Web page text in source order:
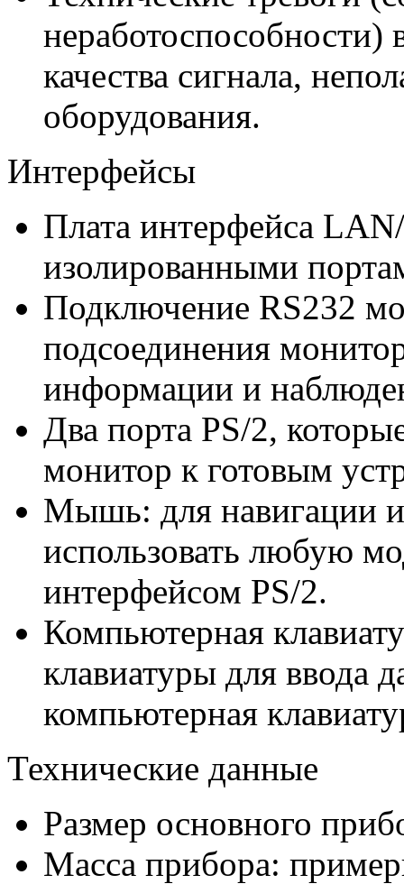
качества сигнала,
оборудования.
Интерфейсы
Плата интерфейса
изолированными
Подключение RS232
подсоединения
информации и
Два порта PS/2,
монитор к готовым
Мышь: для навигации
использовать любую
интерфейсом PS/2.
Компьютерная
клавиатуры для ввода
компьютерная
Технические данные
Размер основного
Масса прибора: